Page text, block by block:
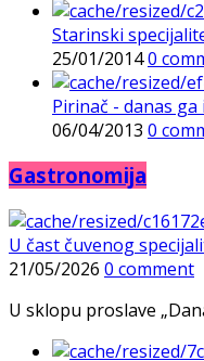
Starinski
25/01/20140
Pirinač - danas ga
06/04/2013 0
Gastronomija
U čast čuvenog
21/05/2026 0 comment
U sklopu proslave